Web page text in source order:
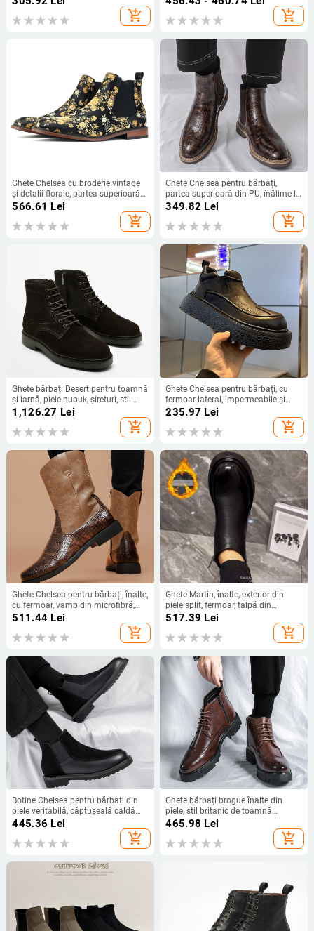
partea superioară, talpă din cauciuc
add_shopping_cart add_shopping_cart
Ghete Chelsea cu broderie vintage
și detalii florale, partea superioară
din PU artificial, pentru bărbați, stil
566.61 Lei
add_shopping_cart
Ghete Chelsea pentru bărbați,
partea superioară din PU, înălime la
gleznă, toc plat, stil englezesc de
349.82 Lei
add_shopping_cart
Ghete bărbați Desert pentru toamnă
și iarnă, piele nubuk, șireturi, stil
Martin, casual
1,126.27 Lei
add_shopping_cart
Ghete Chelsea pentru bărbați, cu
fermoar lateral, impermeabile și
calde pentru iarnă, până la
jumătatea gambelor, talpă groasă
pentru creșterea înălțimii, PU partea
235.97 Lei
add_shopping_cart
Ghete Chelsea pentru bărbați, înalte,
cu fermoar, vamp din microfibră,
căptușeală PU, toc mic 1-3 cm
511.44 Lei
add_shopping_cart
Ghete Martin, înalte, exterior din
piele split, fermoar, talpă din
cauciuc, antiderapant
517.39 Lei
add_shopping_cart
Botine Chelsea pentru bărbați din
piele veritabilă, căptușeală caldă
din fleece, talpă din cauciuc, branț
445.36 Lei
add_shopping_cart
Ghete bărbați brogue înalte din
piele, stil britanic de toamnă
Chelsea, talpă din cauciuc, partea
superioară din piele naturală, PU
branț
465.98 Lei
add_shopping_cart